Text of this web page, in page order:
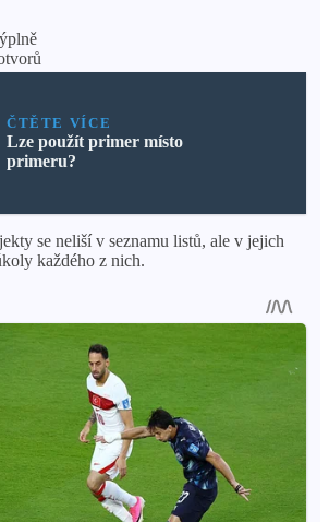
ČTĚTE VÍCE
Lze použít primer místo
primeru?
se neliší v seznamu listů, ale v jejich
každého z nich.